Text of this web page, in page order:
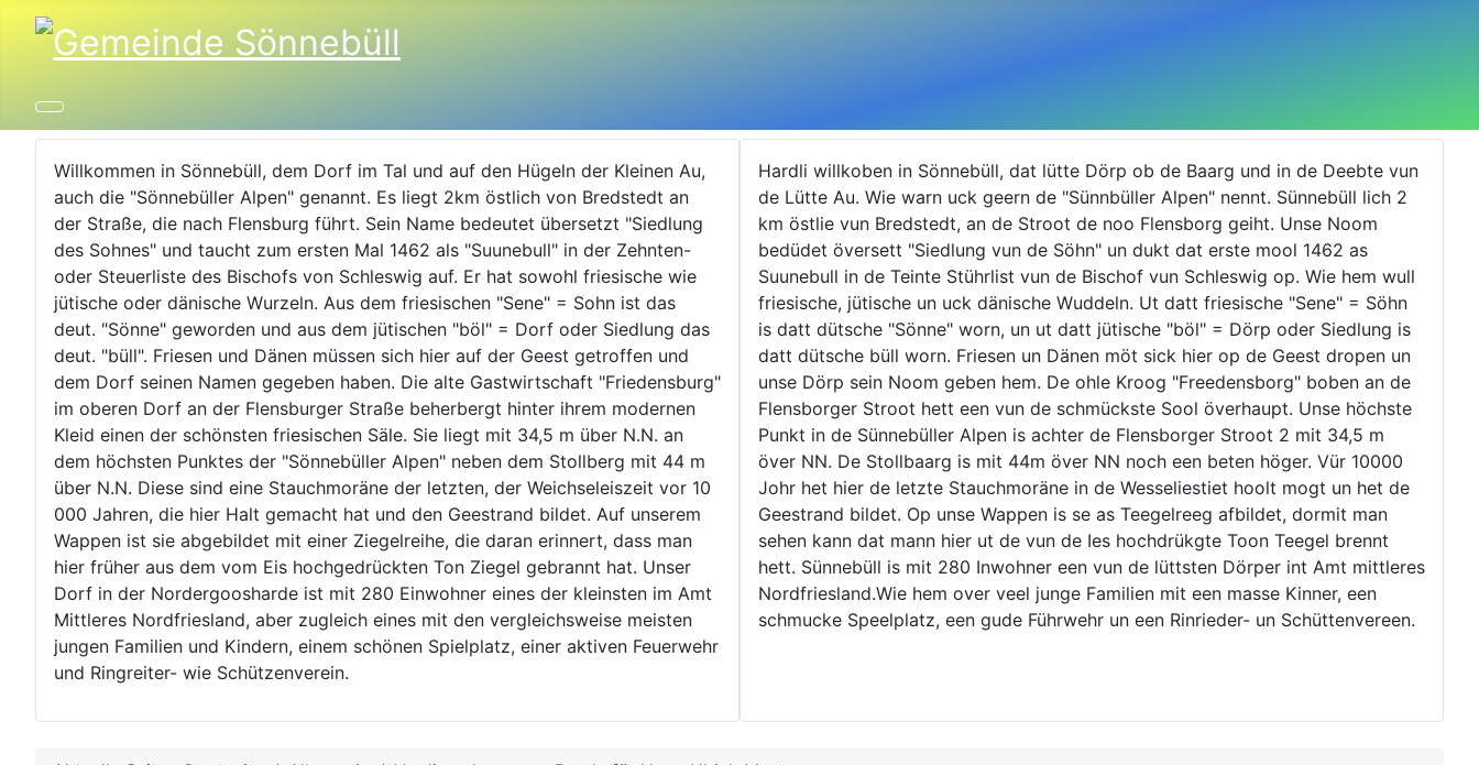
Willkommen in Sönnebüll, dem Dorf im Tal und auf den Hügeln der Kleinen Au,
auch die "Sönnebüller Alpen" genannt. Es liegt 2km östlich von Bredstedt an
der Straße, die nach Flensburg führt. Sein Name bedeutet übersetzt "Siedlung
des Sohnes" und taucht zum ersten Mal 1462 als "Suunebull" in der Zehnten-
oder Steuerliste des Bischofs von Schleswig auf. Er hat sowohl friesische wie
jütische oder dänische Wurzeln. Aus dem friesischen "Sene" = Sohn ist das
deut. "Sönne" geworden und aus dem jütischen "böl" = Dorf oder Siedlung das
deut. "büll". Friesen und Dänen müssen sich hier auf der Geest getroffen und
dem Dorf seinen Namen gegeben haben. Die alte Gastwirtschaft "Friedensburg"
im oberen Dorf an der Flensburger Straße beherbergt hinter ihrem modernen
Kleid einen der schönsten friesischen Säle. Sie liegt mit 34,5 m über N.N. an
dem höchsten Punktes der "Sönnebüller Alpen" neben dem Stollberg mit 44 m
über N.N. Diese sind eine Stauchmoräne der letzten, der Weichseleiszeit vor 10
000 Jahren, die hier Halt gemacht hat und den Geestrand bildet. Auf unserem
Wappen ist sie abgebildet mit einer Ziegelreihe, die daran erinnert, dass man
hier früher aus dem vom Eis hochgedrückten Ton Ziegel gebrannt hat. Unser
Dorf in der Nordergoosharde ist mit 280 Einwohner eines der kleinsten im Amt
Mittleres Nordfriesland, aber zugleich eines mit den vergleichsweise meisten
jungen Familien und Kindern, einem schönen Spielplatz, einer aktiven Feuerwehr
und Ringreiter- wie Schützenverein.
Hardli willkoben in Sönnebüll, dat lütte Dörp ob de Baarg und in de Deebte vun
de Lütte Au. Wie warn uck geern de "Sünnbüller Alpen" nennt. Sünnebüll lich 2
km östlie vun Bredstedt, an de Stroot de noo Flensborg geiht. Unse Noom
bedüdet översett "Siedlung vun de Söhn" un dukt dat erste mool 1462 as
Suunebull in de Teinte Stührlist vun de Bischof vun Schleswig op. Wie hem wull
friesische, jütische un uck dänische Wuddeln. Ut datt friesische "Sene" = Söhn
is datt dütsche "Sönne" worn, un ut datt jütische "böl" = Dörp oder Siedlung is
datt dütsche büll worn. Friesen un Dänen möt sick hier op de Geest dropen un
unse Dörp sein Noom geben hem. De ohle Kroog "Freedensborg" boben an de
Flensborger Stroot hett een vun de schmückste Sool överhaupt. Unse höchste
Punkt in de Sünnebüller Alpen is achter de Flensborger Stroot 2 mit 34,5 m
över NN. De Stollbaarg is mit 44m över NN noch een beten höger. Vür 10000
Johr het hier de letzte Stauchmoräne in de Wesseliestiet hoolt mogt un het de
Geestrand bildet. Op unse Wappen is se as Teegelreeg afbildet, dormit man
sehen kann dat mann hier ut de vun de Ies hochdrükgte Toon Teegel brennt
hett. Sünnebüll is mit 280 Inwohner een vun de lüttsten Dörper int Amt mittleres
Nordfriesland.Wie hem over veel junge Familien mit een masse Kinner, een
schmucke Speelplatz, een gude Führwehr un een Rinrieder- un Schüttenvereen.